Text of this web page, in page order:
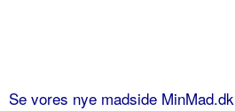
Se vores nye madside MinMad.dk